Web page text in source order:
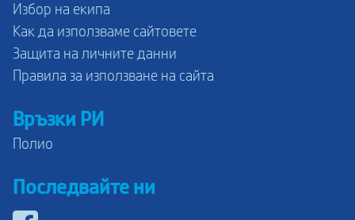
Избор на екипа
Как да използваме сайтовете
Защита на личните данни
Правила за използване на сайта
Връзки РИ
Полио
Последвайте ни